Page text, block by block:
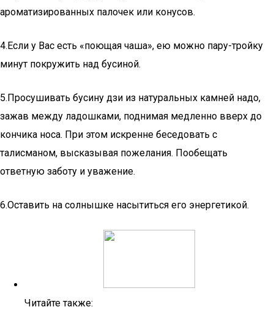
ароматизированных палочек или конусов.
4.Если у Вас есть «поющая чаша», ею можно пару-тройку
минут покружить над бусиной.
5.Просушивать бусину дзи из натуральных камней надо,
зажав между ладошками, поднимая медленно вверх до
кончика носа. При этом искренне беседовать с
талисманом, высказывая пожелания. Пообещать
ответную заботу и уважение.
6.Оставить на солнышке насытиться его энергетикой.
Читайте также: